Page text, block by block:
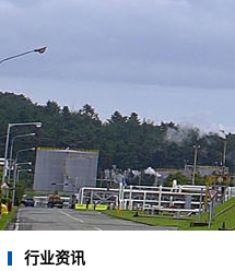
烟囱改造
烟囱滑模
烟囱美化
行业资讯